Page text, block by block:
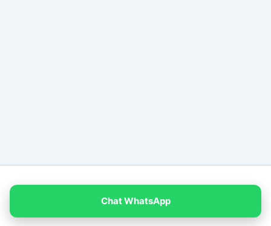
Chat WhatsApp